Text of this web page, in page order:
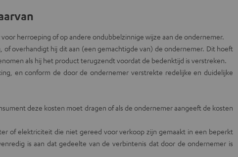
herroeping of op andere ondubbelzinnige wijze aan de ondernemer.
overhandigt hij dit aan (een gemachtigde van) de ondernemer. Dit hoeft
als hij het product terugzendt voordat de bedenktijd is verstreken.
en conform de door de ondernemer verstrekte redelijke en duidelijke
deze kosten moet dragen of als de ondernemer aangeeft de kosten
of elektriciteit die niet gereed voor verkoop zijn gemaakt in een beperkt
is aan dat gedeelte van de verbintenis dat door de ondernemer is